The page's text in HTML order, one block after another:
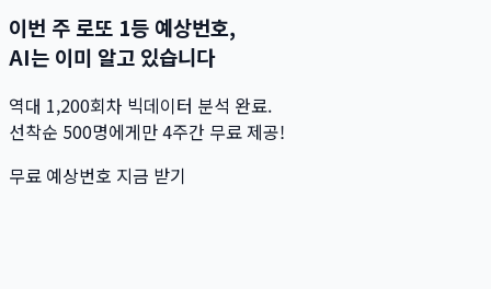
이번 주 로또 1등 예상번호,
AI는 이미 알고 있습니다
역대 1,200회차 빅데이터 분석 완료.
선착순 500명에게만 4주간 무료 제공!
무료 예상번호 지금 받기